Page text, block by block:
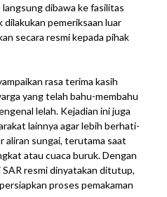
dibawa ke fasilitas
pemeriksaan luar
secara resmi kepada pihak
rasa terima kasih
yang telah bahu-membahu
lelah. Kejadian ini juga
lainnya agar lebih berhati-
sungai, terutama saat
atau cuaca buruk. Dengan
resmi dinyatakan ditutup,
proses pemakaman